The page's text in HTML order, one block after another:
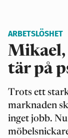
ARBETSLÖSHET
Mikael,
tär på
Trots ett
marknaden
inget jobb.